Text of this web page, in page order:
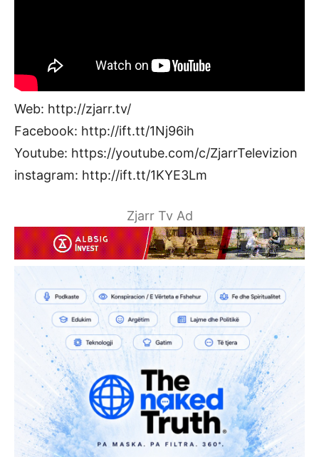
Web: http://zjarr.tv/
Facebook: http://ift.tt/1Nj96ih
Youtube: https://youtube.com/c/ZjarrTelevizion
instagram: http://ift.tt/1KYE3Lm
Zjarr Tv Ad